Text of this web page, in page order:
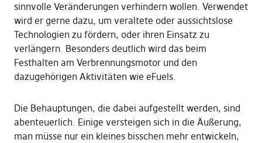
sinnvolle Veränderungen verhindern wollen. Verwendet
wird er gerne dazu, um veraltete oder aussichtslose
Technologien zu fördern, oder ihren Einsatz zu
verlängern. Besonders deutlich wird das beim
Festhalten am Verbrennungsmotor und den
dazugehörigen Aktivitäten wie eFuels.
Die Behauptungen, die dabei aufgestellt werden, sind
abenteuerlich. Einige versteigen sich in die Äußerung,
man müsse nur ein kleines bisschen mehr entwickeln,